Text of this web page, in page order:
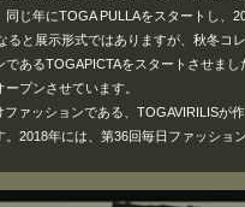
同じ年にTOGA PULLAをスタートし、
ると展示形式ではありますが、秋冬コ
であるTOGAPICTAをスタートさせま
プンさせています。
ァッションである、TOGAVIRILISが
2018年には、第36回毎日ファッショ